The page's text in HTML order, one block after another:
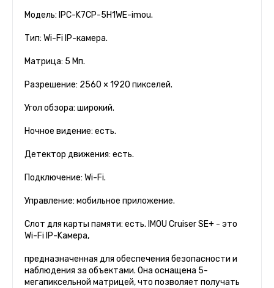
Модель: IPC-K7CP-5H1WE-imou.
Тип: Wi-Fi IP-камера.
Матрица: 5 Мп.
Разрешение: 2560 × 1920 пикселей.
Угол обзора: широкий.
Ночное видение: есть.
Детектор движения: есть.
Подключение: Wi-Fi.
Управление: мобильное приложение.
Слот для карты памяти: есть. IMOU Cruiser SE+ - это
Wi-Fi IP-Kaмepa,
предназначенная для обеспечения безопасности и
наблюдения за объектами. Она оснащена 5-
мегапиксельной матрицей, что позволяет получать